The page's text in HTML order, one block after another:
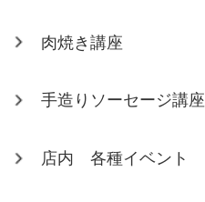
肉焼き講座
手造りソーセージ講座
店内 各種イベント